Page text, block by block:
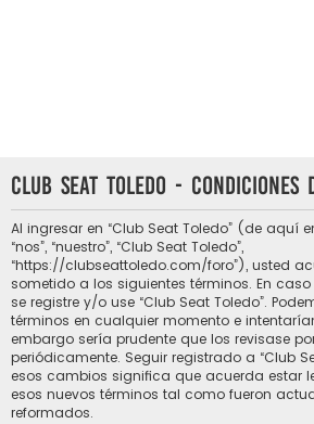
Club Seat Toledo - Condiciones
Al ingresar en “Club Seat Toledo” (de aquí
“nos”, “nuestro”, “Club Seat Toledo”,
“https://clubseattoledo.com/foro”), usted
sometido a los siguientes términos. En
se registre y/o use “Club Seat Toledo”.
términos en cualquier momento e
embargo sería prudente que los revisase
periódicamente. Seguir registrado a “Club
esos cambios significa que acuerda estar
esos nuevos términos tal como fueron
reformados.